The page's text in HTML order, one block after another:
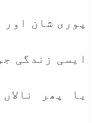
پوری شان
ایسی زندگی
یا پھر